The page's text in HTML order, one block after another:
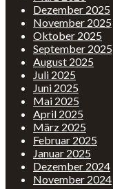
Dezember 2025
November 2025
Oktober 2025
September 2025
August 2025
Juli 2025
Juni 2025
Mai 2025
April 2025
März 2025
Februar 2025
Januar 2025
Dezember 2024
November 2024